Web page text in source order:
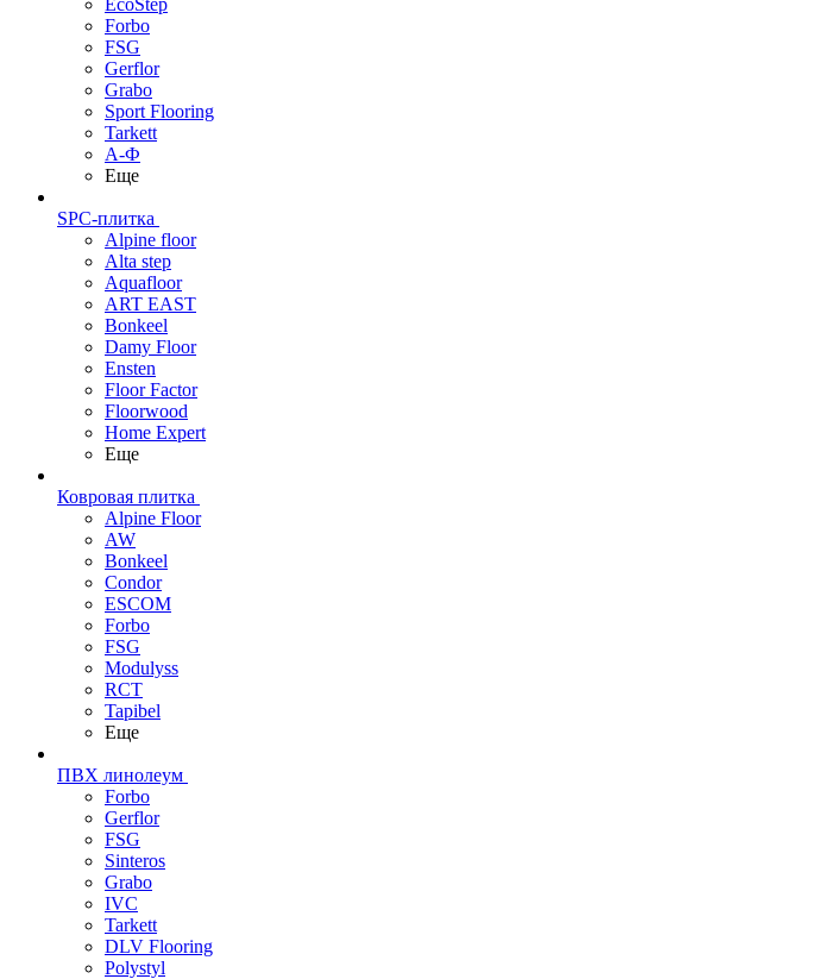
EcoStep
Forbo
FSG
Gerflor
Grabo
Sport Flooring
Tarkett
А-Ф
Еще
SPC-плитка
Alpine floor
Alta step
Aquafloor
ART EAST
Bonkeel
Damy Floor
Ensten
Floor Factor
Floorwood
Home Expert
Еще
Ковровая плитка
Alpine Floor
AW
Bonkeel
Condor
ESCOM
Forbo
FSG
Modulyss
RCT
Tapibel
Еще
ПВХ линолеум
Forbo
Gerflor
FSG
Sinteros
Grabo
IVC
Tarkett
DLV Flooring
Polystyl